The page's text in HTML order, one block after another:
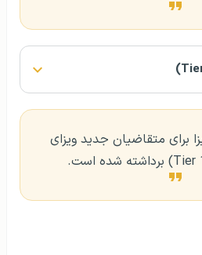
برای متقاضیان جدید ویزای